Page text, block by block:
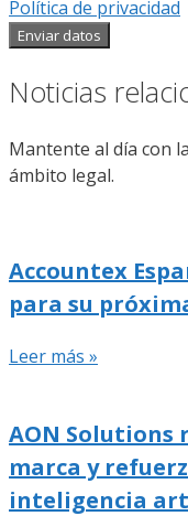
Política de privacidad
Enviar datos
Noticias
Mantente al día con
ámbito legal.
Accountex
para su
Leer más »
AON Solutions
marca y
inteligencia